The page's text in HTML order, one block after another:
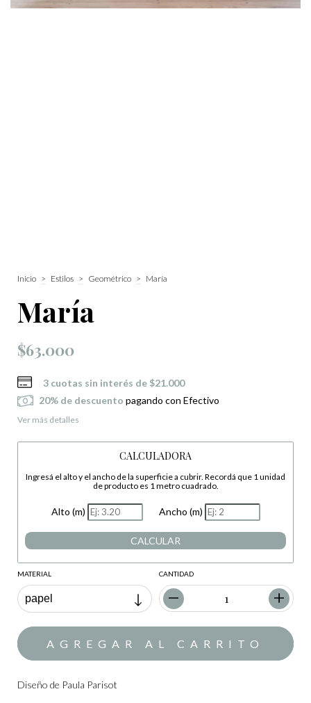
Inicio > Estilos > Geométrico > María
María
$63.000
3 cuotas sin interés de $21.000
20% de descuento pagando con Efectivo
Ver más detalles
CALCULADORA
Ingresá el alto y el ancho de la superficie a cubrir. Recordá que 1 unidad
de producto es 1 metro cuadrado.
Alto (m) Ancho (m)
CALCULAR
MATERIAL CANTIDAD
Diseño de Paula Parisot